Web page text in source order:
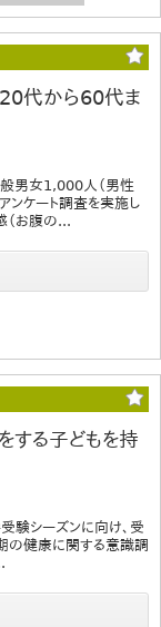
20代から60代ま
男女1,000人（男性
ンケート調査を実施し
（お腹の...
する子どもを持
受験シーズンに向け、受
の健康に関する意識調